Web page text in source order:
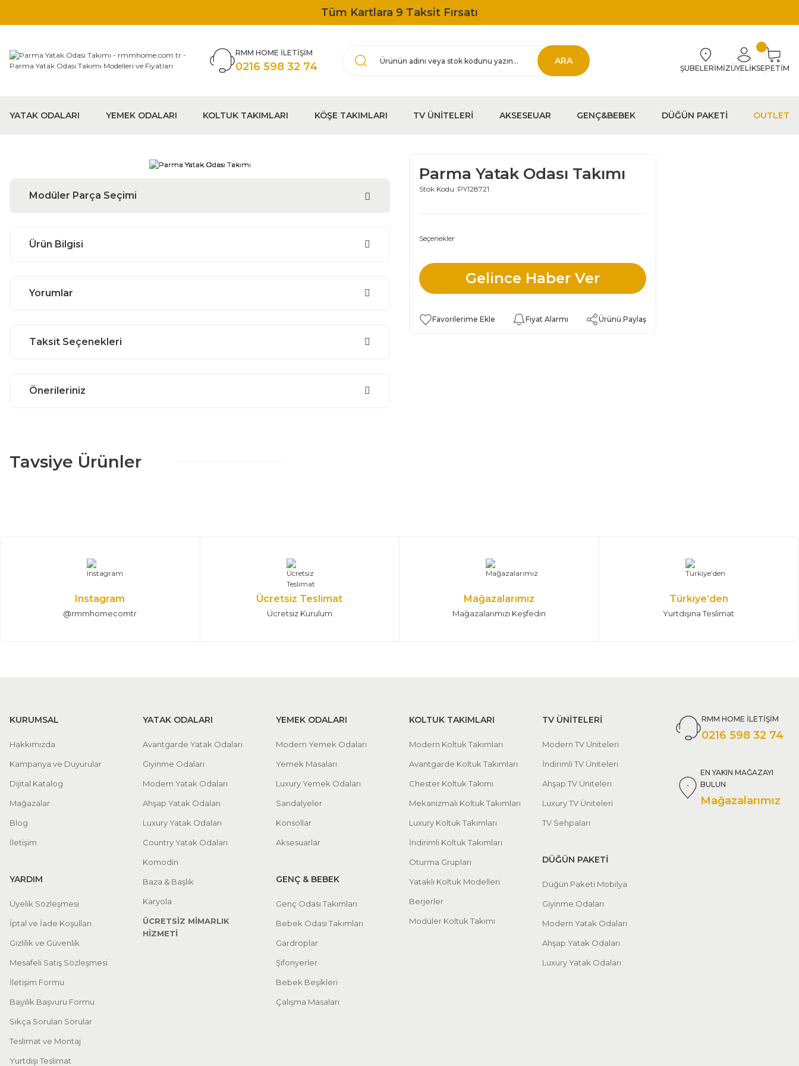
Tüm Kartlara 9 Taksit Fırsatı
RMM HOME İLETİŞİM
0216 598 32 74 ARA
ŞUBELERİMİZÜYELİKSEPETİM
YATAK ODALARI YEMEK ODALARI KOLTUK TAKIMLARI KÖŞE TAKIMLARI TV ÜNİTELERİ AKSESEUAR GENÇ&BEBEK DÜĞÜN PAKETİ OUTLET
Modüler Parça Seçimi
Ürün Bilgisi
Yorumlar
Taksit Seçenekleri
Önerileriniz
Tavsiye Ürünler
Gardrop, Karyola, Şifonyer, Komodin, Tek kapılı dolap
Parma Yatak Odası Takımı
Stok Kodu :PY128721
Seçenekler
Gelince Haber Ver
Fiyat Alarmı Ürünü Paylaş
Instagram
@rmmhomecomtr
Ücretsiz Teslimat
Ücretsiz Kurulum
Mağazalarımız
Mağazalarımızı Keşfedin
Türkiye’den
Yurtdışına Teslimat
KURUMSAL
Hakkımızda
Kampanya ve Duyurular
Dijital Katalog
Mağazalar
Blog
İletişim
YARDIM
Üyelik Sözleşmesi
İptal ve İade Koşulları
Gizlilik ve Güvenlik
Mesafeli Satış Sözleşmesi
İletişim Formu
Bayilik Başvuru Formu
Sıkça Sorulan Sorular
Teslimat ve Montaj
Yurtdışı Teslimat
YATAK ODALARI
Avantgarde Yatak Odaları
Giyinme Odaları
Modern Yatak Odaları
Ahşap Yatak Odaları
Luxury Yatak Odaları
Country Yatak Odaları
Komodin
Baza & Başlık
Karyola
ÜCRETSİZ MİMARLIK
HİZMETİ
YEMEK ODALARI
Modern Yemek Odaları
Yemek Masaları
Luxury Yemek Odaları
Sandalyeler
Konsollar
Aksesuarlar
GENÇ & BEBEK
Genç Odası Takımları
Bebek Odası Takımları
Gardroplar
Şifonyerler
Bebek Beşikleri
Çalışma Masaları
KOLTUK TAKIMLARI
Modern Koltuk Takımları
Avantgarde Koltuk Takımları
Chester Koltuk Takımı
Mekanizmalı Koltuk Takımları
Luxury Koltuk Takımları
İndirimli Koltuk Takımları
Oturma Grupları
Yataklı Koltuk Modelleri
Berjerler
Modüler Koltuk Takımı
TV ÜNİTELERİ
Modern TV Üniteleri
İndirimli TV Üniteleri
Ahşap TV Üniteleri
Luxury TV Üniteleri
TV Sehpaları
DÜĞÜN PAKETİ
Düğün Paketi Mobilya
Giyinme Odaları
Modern Yatak Odaları
Ahşap Yatak Odaları
Luxury Yatak Odaları
RMM HOME İLETİŞİM
0216 598 32 74
EN YAKIN MAĞAZAYI
BULUN
Mağazalarımız